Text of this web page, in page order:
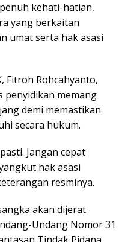
kehati-hatian,
yang berkaitan
umat serta hak asasi
Fitroh Rohcahyanto,
penyidikan memang
demi memastikan
secara hukum.
Jangan cepat
hak asasi
resminya.
akan dijerat
Undang Nomor 31